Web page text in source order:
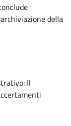
della
Il